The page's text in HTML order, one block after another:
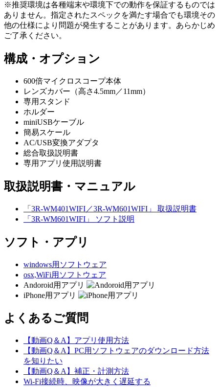
※推奨環境は各種端末や環境下での動作を保証するものでは
ありません。指定されたスペックを満たす場合でも環境その
他の仕様により問題が発生することがあります。あらかじめ
ご了承ください。
構成・オプション
600倍マイクロスコープ本体
レンズカバー（高さ4.5mm／11mm）
専用スタンド
ホルダー
miniUSBケーブル
簡易スケール
AC/USB変換アダプタ
総合取扱説明書
専用アプリ使用説明書
取扱説明書・マニュアル
「3R-WM401WIFI／3R-WM601WIFI」 取扱説明書
「3R-WM601WIFI」 ソフト説明
ソフト・アプリ
windows用ソフトウェア
osx,WiFi用ソフトウェア
Andoroid用アプリ
iPhone用アプリ
よくあるご質問
【動画Q＆A】アプリ使用方法
【動画Q＆A】PC用ソフトウェアのダウンロード方法
を知りたい
【動画Q＆A】補正・計測方法
Wi-Fi接続時、映像が大きく遅延する